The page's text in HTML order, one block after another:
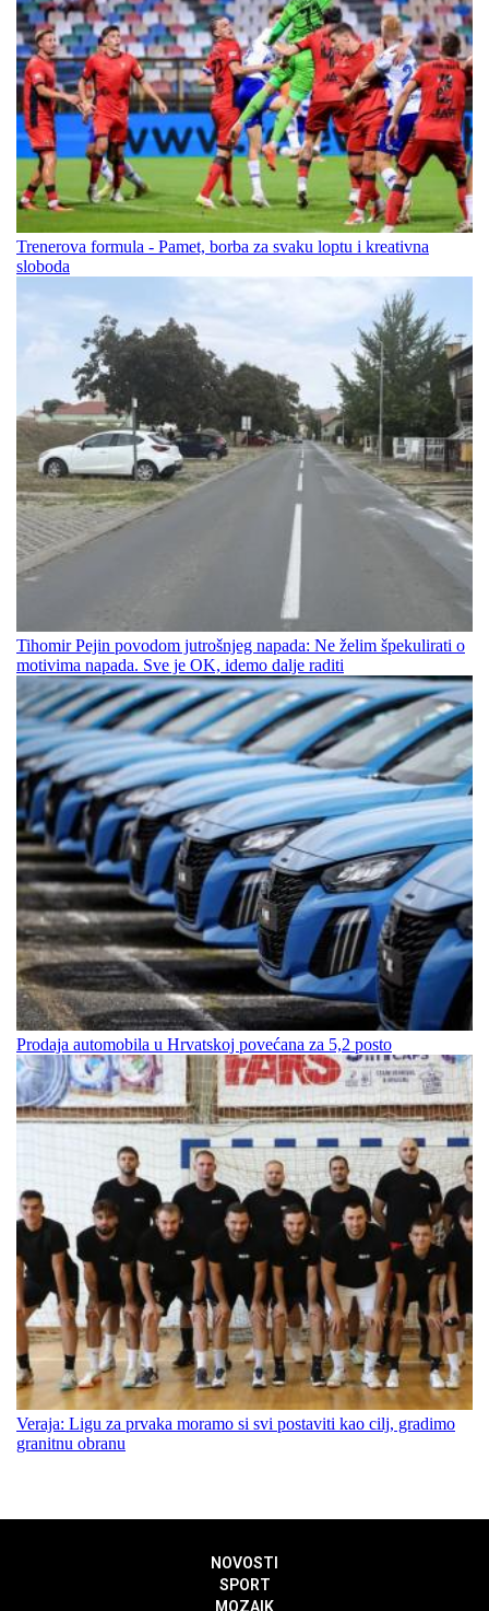
Trenerova formula - Pamet, borba za svaku loptu i kreativna
sloboda
Tihomir Pejin povodom jutrošnjeg napada: Ne želim špekulirati o
motivima napada. Sve je OK, idemo dalje raditi
Prodaja automobila u Hrvatskoj povećana za 5,2 posto
Veraja: Ligu za prvaka moramo si svi postaviti kao cilj, gradimo
granitnu obranu
NOVOSTI
SPORT
MOZAIK